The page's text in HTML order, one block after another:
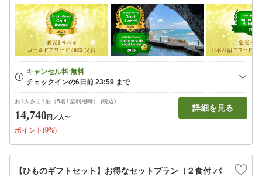
お1人さま1泊（5名1室利用時） (税込)
14,740円 ／人〜
ポイント(9%)
詳細を見る
【ひものギフトセット】お得なセットプラン（２食付 バ